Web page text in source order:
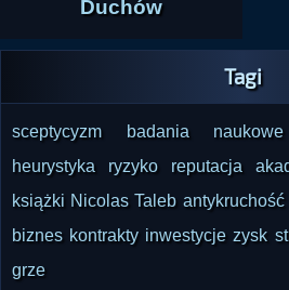
złymi kontraktami,
korzystnymi układami, w
nic nie traci. Audycja
mocnym,
współdzielenie
uczciwej współpracy w
Duchów
Tagi
sceptycyzm badania naukowe
heurystyka
ryzyko reputacja
książki Nicolas Taleb antykruchość
biznes kontrakty inwestycje zysk
grze